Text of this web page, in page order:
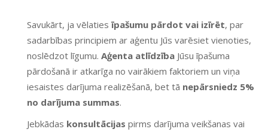
Savukārt, ja vēlaties īpašumu pārdot vai izīrēt, par
sadarbības principiem ar aģentu Jūs varēsiet vienoties,
noslēdzot līgumu. Aģenta atlīdzība Jūsu īpašuma
pārdošanā ir atkarīga no vairākiem faktoriem un viņa
iesaistes darījuma realizēšanā, bet tā nepārsniedz 5%
no darījuma summas.
Jebkādas konsultācijas pirms darījuma veikšanas vai